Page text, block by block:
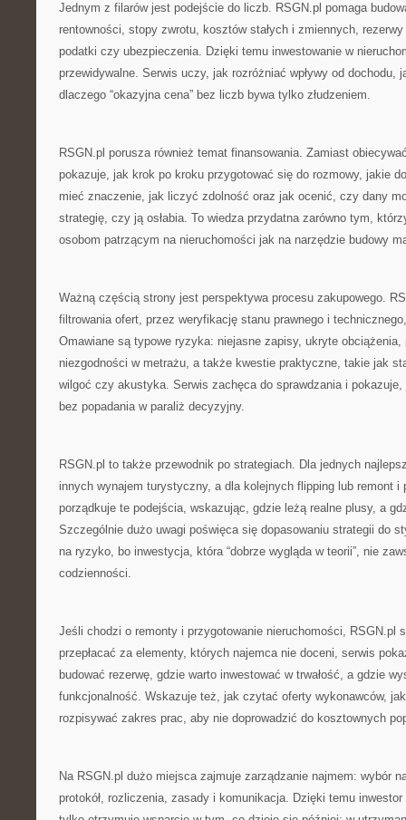
Jednym z filarów jest podejście do liczb. RSGN.pl pomaga
rentowności, stopy zwrotu, kosztów stałych i zmiennych,
podatki czy ubezpieczenia. Dzięki temu inwestowanie w
przewidywalne. Serwis uczy, jak rozróżniać wpływy od dochodu,
dlaczego “okazyjna cena” bez liczb bywa tylko złudzeniem.
RSGN.pl porusza również temat finansowania. Zamiast
pokazuje, jak krok po kroku przygotować się do rozmowy, jakie
mieć znaczenie, jak liczyć zdolność oraz jak ocenić, czy dany
strategię, czy ją osłabia. To wiedza przydatna zarówno tym,
osobom patrzącym na nieruchomości jak na narzędzie budowy
Ważną częścią strony jest perspektywa procesu zakupowego.
filtrowania ofert, przez weryfikację stanu prawnego i
Omawiane są typowe ryzyka: niejasne zapisy, ukryte
niezgodności w metrażu, a także kwestie praktyczne, takie jak
wilgoć czy akustyka. Serwis zachęca do sprawdzania i
bez popadania w paraliż decyzyjny.
RSGN.pl to także przewodnik po strategiach. Dla jednych
innych wynajem turystyczny, a dla kolejnych flipping lub remont i
porządkuje te podejścia, wskazując, gdzie leżą realne plusy, a
Szczególnie dużo uwagi poświęca się dopasowaniu strategii do
na ryzyko, bo inwestycja, która “dobrze wygląda w teorii”, nie
codzienności.
Jeśli chodzi o remonty i przygotowanie nieruchomości, RSGN.pl
przepłacać za elementy, których najemca nie doceni, serwis
budować rezerwę, gdzie warto inwestować w trwałość, a gdzie
funkcjonalność. Wskazuje też, jak czytać oferty wykonawców,
rozpisywać zakres prac, aby nie doprowadzić do kosztownych
Na RSGN.pl dużo miejsca zajmuje zarządzanie najmem: wybór
protokół, rozliczenia, zasady i komunikacja. Dzięki temu